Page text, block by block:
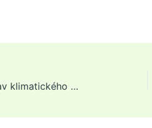
Pápež František vyhlásil stav klimatického ohrozenia